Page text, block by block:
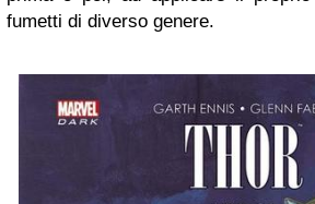
fumetti di diverso genere.